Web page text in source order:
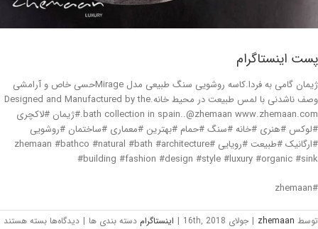
پست اینستاگرام
ژیمان گامی به فردا.کاسه روشویی سنگ طبیعی مدل Mirageحسی خاص و آرامشی
وصف ناشدنی با لمس طبیعت در محیط خانه.Designed and Manufactured by the
bath collection in spain..@zhemaan www.zhemaan.com.#ژیمان #لاکچری
#لوکس #هنری #خانه #سنگ #حمام #بهترین #معماری #ساختمان #روشویی
#ارگانیک #طبیعت #رویایی #zhemaan #bathco #natural #bath #architecture
#building #fashion #design #style #luxury #organic #sink
#zhemaan
توسط zhemaan
| جولای 16th, 2018 | اینستاگرام دسته بندی ها | دیدگاه‌ها بسته هستند